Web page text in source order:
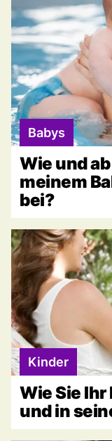
Babys
Wie und
meinem
bei?
Kinder
Wie Sie
und in